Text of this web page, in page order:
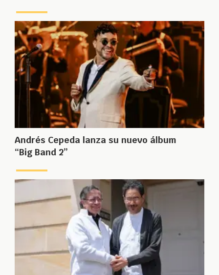
Andrés Cepeda lanza su nuevo álbum
“Big Band 2”